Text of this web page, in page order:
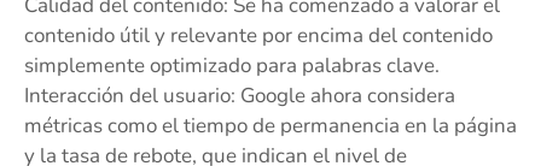
Calidad del contenido: Se ha comenzado a valorar el
contenido útil y relevante por encima del contenido
simplemente optimizado para palabras clave.
Interacción del usuario: Google ahora considera
métricas como el tiempo de permanencia en la página
y la tasa de rebote, que indican el nivel de